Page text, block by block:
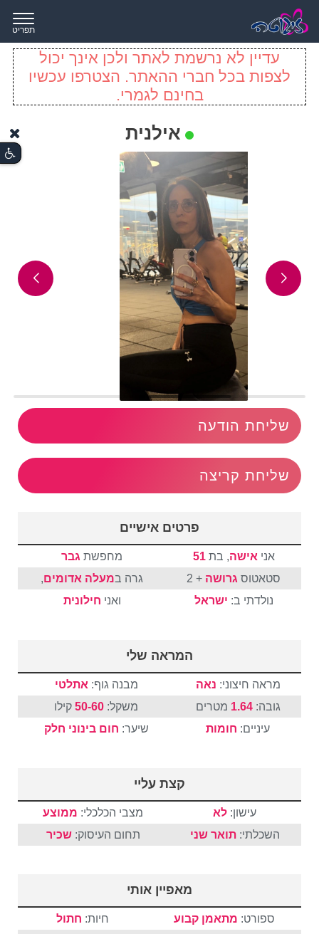
תפריט
עדיין לא נרשמת לאתר ולכן אינך יכול
לצפות בכל חברי ההאתר. הצטרפו עכשיו
בחינם לגמרי.
אילנית
שליחת הודעה
שליחת קריצה
פרטים אישיים
אני אישה, בת51 מחפשת גבר
סטאטוס גרושה + 2 גרה במעלה אדומים,
נולדתי ב: ישראל ואני חילונית
המראה שלי
מראה חיצוני: נאה מבנה גוף: אתלטי
גובה:1.64 מטרים משקל: 50-60 קילו
עיניים: חומות שיער: חום בינוני חלק
קצת עליי
עישון: לא מצבי הכלכלי: ממוצע
השכלתי:תואר שני תחום העיסוק:שכיר
מאפיין אותי
ספורט: מתאמן קבוע חיות: חתול